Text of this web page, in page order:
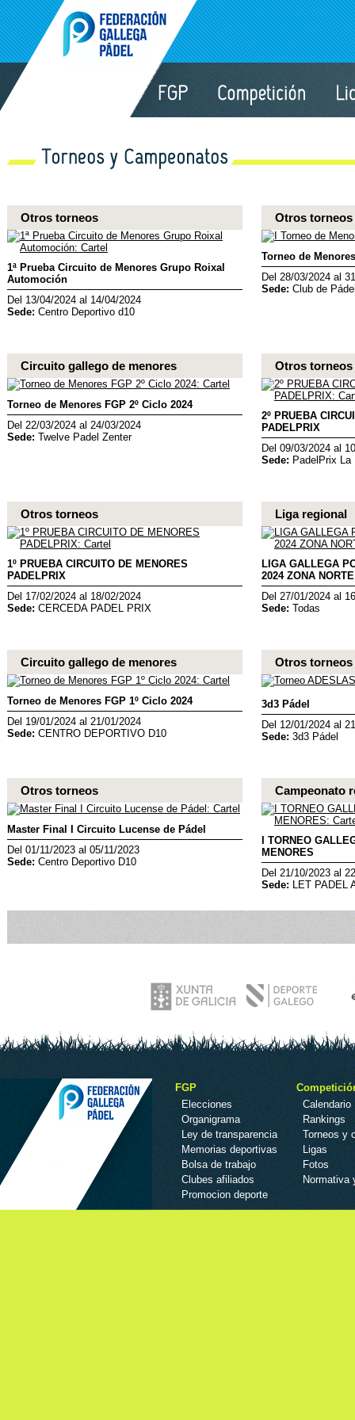
Otros torneos
1ª Prueba Circuito de Menores Grupo Roixal
Automoción
Del 13/04/2024 al 14/04/2024
Sede: Centro Deportivo d10
Otros torneos
Torneo de
Del 28/03/2024 al
Sede: Club de
Circuito gallego de menores
Torneo de Menores FGP 2º Ciclo 2024
Del 22/03/2024 al 24/03/2024
Sede: Twelve Padel Zenter
Otros torneos
2º PRUEBA
PADELPRIX
Del 09/03/2024 al
Sede: PadelPrix La
Otros torneos
1º PRUEBA CIRCUITO DE MENORES
PADELPRIX
Del 17/02/2024 al 18/02/2024
Sede: CERCEDA PADEL PRIX
Liga regional
LIGA GALLEGA
2024 ZONA NORTE
Del 27/01/2024 al
Sede: Todas
Circuito gallego de menores
Torneo de Menores FGP 1º Ciclo 2024
Del 19/01/2024 al 21/01/2024
Sede: CENTRO DEPORTIVO D10
Otros torneos
3d3 Pádel
Del 12/01/2024 al
Sede: 3d3 Pádel
Otros torneos
Master Final I Circuito Lucense de Pádel
Del 01/11/2023 al 05/11/2023
Sede: Centro Deportivo D10
Campeonato
I TORNEO
MENORES
Del 21/10/2023 al
Sede: LET PADEL
FGP
Elecciones
Organigrama
Ley de transparencia
Memorias deportivas
Bolsa de trabajo
Clubes afiliados
Promocion deporte
Calendario
Rankings
Torneos y
Ligas
Fotos
Normativa